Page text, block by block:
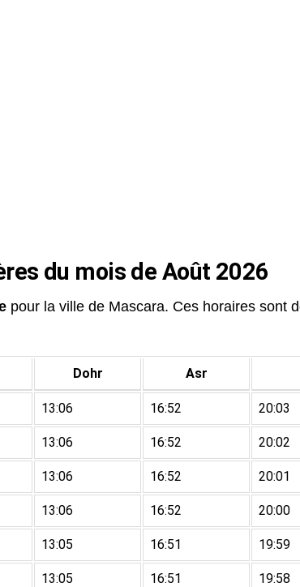
du mois de Août 2026
pour la ville de Mascara. Ces horaires sont
Dohr Asr
13:06 16:52 20:03
13:06 16:52 20:02
13:06 16:52 20:01
13:06 16:52 20:00
13:05 16:51 19:59
13:05 16:51 19:58